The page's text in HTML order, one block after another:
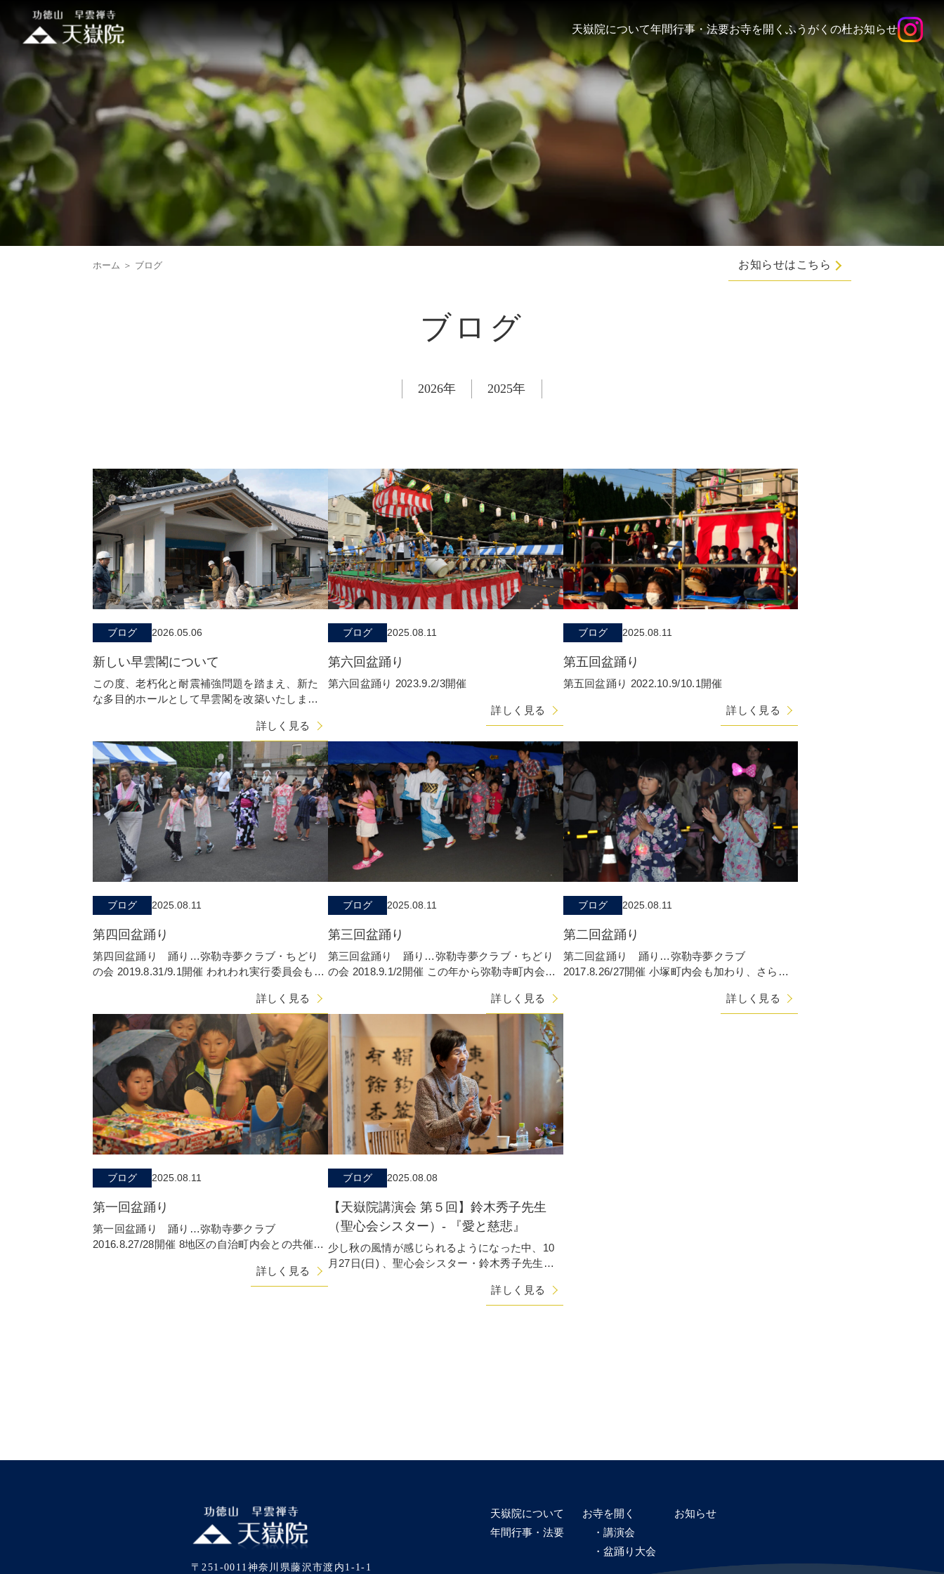
天嶽院について年間行事・法要お寺を開く ふうがくの杜お知らせ
ホーム ブログ お知らせはこちら
ブログ
2026年 2025年
ブログ 2026.05.06
新しい早雲閣について
この度、老朽化と耐震補強問題を踏まえ、新た
な多目的ホールとして早雲閣を改築いたしまし
詳しく見る
ブログ 2025.08.11
第六回盆踊り
第六回盆踊り 2023.9.2/3開催
詳しく見る
ブログ 2025.08.11
第五回盆踊り
第五回盆踊り 2022.10.9/10.1開催
詳しく見る
ブログ 2025.08.11
第四回盆踊り
第四回盆踊り 踊り…弥勒寺夢クラブ・ちどり
の会 2019.8.31/9.1開催 われわれ実行委員会も屋
詳しく見る
ブログ 2025.08.11
第三回盆踊り
第三回盆踊り 踊り…弥勒寺夢クラブ・ちどり
の会 2018.9.1/2開催 この年から弥勒寺町内会が
詳しく見る
ブログ 2025.08.11
第二回盆踊り
第二回盆踊り 踊り…弥勒寺夢クラブ
2017.8.26/27開催 小塚町内会も加わり、さらに
詳しく見る
ブログ 2025.08.11
第一回盆踊り
第一回盆踊り 踊り…弥勒寺夢クラブ
2016.8.27/28開催 8地区の自治町内会との共催に
詳しく見る
ブログ 2025.08.08
【天嶽院講演会 第５回】鈴木秀子先生
（聖心会シスター）- 『愛と慈悲』
少し秋の風情が感じられるようになった中、10
月27日(日) 、聖心会シスター・鈴木秀子先生を
詳しく見る
〒251-0011神奈川県藤沢市渡内1-1-1
天嶽院について
年間行事・法要
お寺を開く
・講演会
・盆踊り大会
お知らせ